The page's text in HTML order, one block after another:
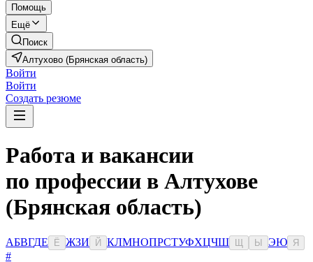
Помощь
Ещё
Поиск
Алтухово (Брянская область)
Войти
Войти
Создать резюме
Работа и вакансии
по профессии в Алтухове
(Брянская область)
АБВГДЕ Ё ЖЗИ Й КЛМНОПРСТУФХЦЧШ Ы ЭЮ Я
#